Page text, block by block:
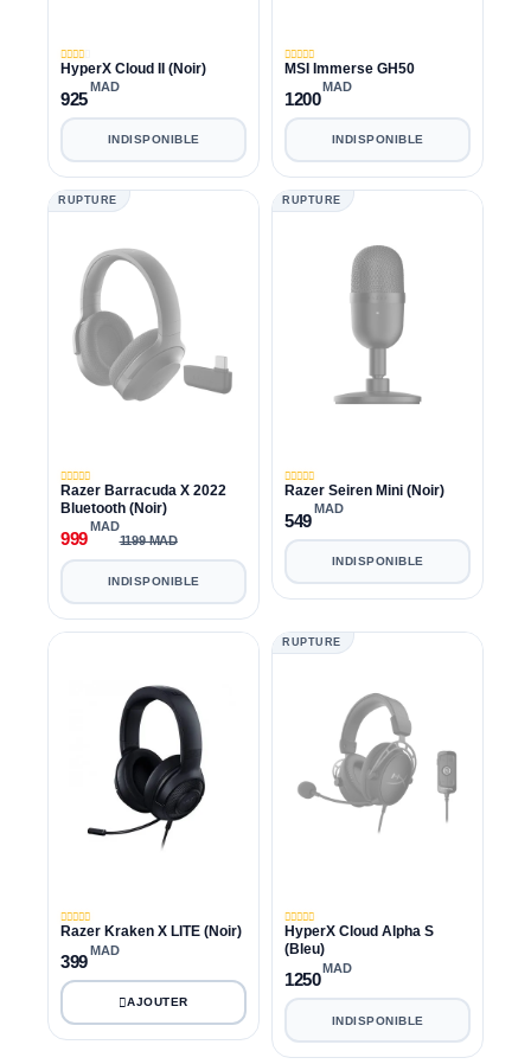
HyperX Cloud II (Noir)
925
MAD
INDISPONIBLE
MSI Immerse GH50
1200
MAD
INDISPONIBLE
RUPTURE
Razer Barracuda X 2022
Bluetooth (Noir)
999
MAD
1199 MAD
INDISPONIBLE
RUPTURE
Razer Seiren Mini (Noir)
549
MAD
INDISPONIBLE
Razer Kraken X LITE (Noir)
399
MAD
RUPTURE
HyperX Cloud Alpha S
(Bleu)
1250
MAD
INDISPONIBLE